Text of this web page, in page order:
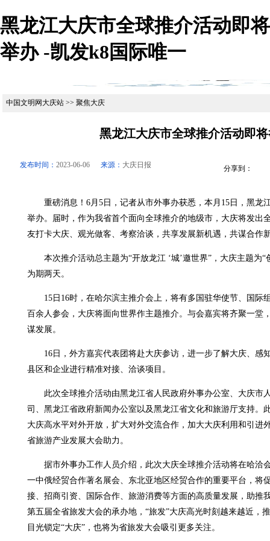
黑龙江大庆市全球推介活动即将
举办 -凯发k8国际唯一
中国文明网大庆站 >> 聚焦大庆
黑龙江大庆市全球推介活动即
发布时间： 2023-06-06 来源： 大庆日报 分享到：
重磅消息！6月5日，记者从市外事办获悉，本月15日，黑龙
举办。届时，作为我省首个面向全球推介的地级市，大庆将发出
友打卡大庆、观光做客、考察洽谈，共享发展新机遇，共谋合作
本次推介活动总主题为“开放龙江 ‘城’邀世界”，大庆主题为“
为期两天。
15日16时，在哈尔滨主推介会上，将有多国驻华使节、国际
百余人参会，大庆将面向世界作主题推介。与会嘉宾将齐聚一堂
谋发展。
16日，外方嘉宾代表团将赴大庆参访，进一步了解大庆、感
县区和企业进行精准对接、洽谈项目。
此次全球推介活动由黑龙江省人民政府外事办公室、大庆市
司、黑龙江省政府新闻办公室以及黑龙江省文化和旅游厅支持。
大庆高水平对外开放，扩大对外交流合作，加大大庆利用和引进
省旅游产业发展大会助力。
据市外事办工作人员介绍，此次大庆全球推介活动将在哈洽
一中俄经贸合作著名展会、东北亚地区经贸合作的重要平台，将
接、招商引资、国际合作、旅游消费等方面的高质量发展，助推
第五届全省旅发大会的承办地，“旅发”大庆高光时刻越来越近，
目光锁定“大庆”，也将为省旅发大会吸引更多关注。